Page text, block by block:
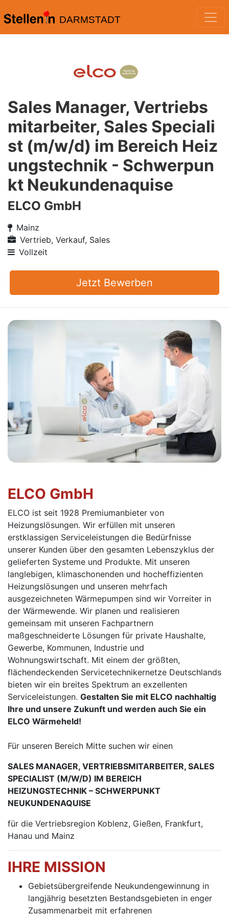
DARMSTADT
Sales Manager, Vertriebs
mitarbeiter, Sales Speciali
st (m/w/d) im Bereich Heiz
ungstechnik - Schwerpun
kt Neukundenaquise
ELCO GmbH
Mainz
Vertrieb, Verkauf, Sales
Vollzeit
Jetzt Bewerben
ELCO GmbH
ELCO ist seit 1928 Premiumanbieter von
Heizungslösungen. Wir erfüllen mit unseren
erstklassigen Serviceleistungen die Bedürfnisse
unserer Kunden über den gesamten Lebenszyklus der
gelieferten Systeme und Produkte. Mit unseren
langlebigen, klimaschonenden und hocheffizienten
Heizungslösungen und unseren mehrfach
ausgezeichneten Wärmepumpen sind wir Vorreiter in
der Wärmewende. Wir planen und realisieren
gemeinsam mit unseren Fachpartnern
maßgeschneiderte Lösungen für private Haushalte,
Gewerbe, Kommunen, Industrie und
Wohnungswirtschaft. Mit einem der größten,
flächendeckenden Servicetechnikernetze Deutschlands
bieten wir ein breites Spektrum an exzellenten
Serviceleistungen. Gestalten Sie mit ELCO nachhaltig
Ihre und unsere Zukunft und werden auch Sie ein
ELCO Wärmeheld!
Für unseren Bereich Mitte suchen wir einen
SALES MANAGER, VERTRIEBSMITARBEITER, SALES
SPECIALIST (M/W/D) IM BEREICH
HEIZUNGSTECHNIK – SCHWERPUNKT
NEUKUNDENAQUISE
für die Vertriebsregion Koblenz, Gießen, Frankfurt,
Hanau und Mainz
IHRE MISSION
Gebietsübergreifende Neukundengewinnung in
langjährig besetzten Bestandsgebieten in enger
Zusammenarbeit mit erfahrenen